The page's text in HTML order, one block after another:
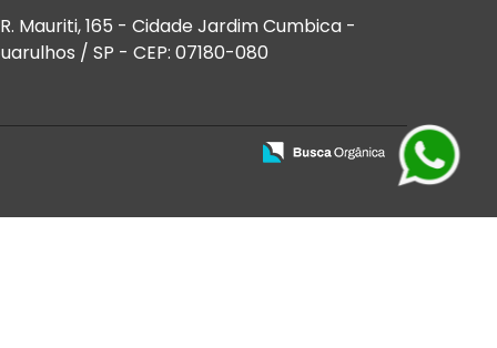
para Festas e Eventos
Salgados para Venda
R. Mauriti, 165 - Cidade Jardim Cumbica -
/ SP - CEP: 07180-080